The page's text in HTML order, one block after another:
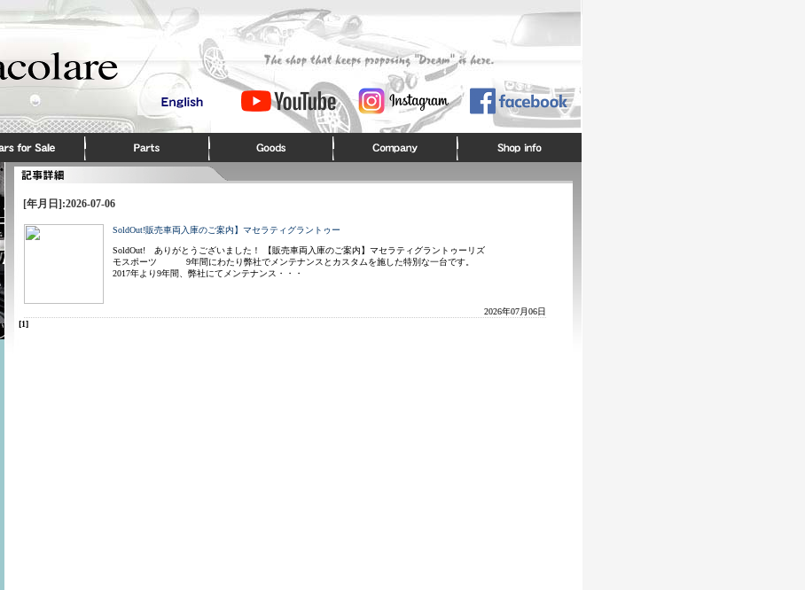
[年月日]:2026-07-06
SoldOut!販売車両入庫のご案内】マセラティグラントゥー
SoldOut! ありがとうございました！ 【販売車両入庫のご案内】マセラティグラントゥーリズ
モスポーツ 9年間にわたり弊社でメンテナンスとカスタムを施した特別な一台です。
2017年より9年間、弊社にてメンテナンス・・・
2026年07月06日
[1]